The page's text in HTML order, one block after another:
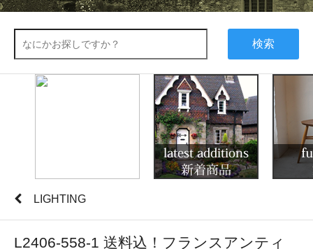
検索
LIGHTING
L2406-558-1 送料込！フランスアンティ